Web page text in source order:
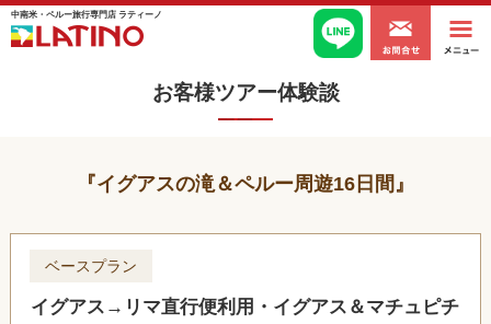
中南米・ペルー旅行専門店 ラティーノ
お客様ツアー体験談
イグアスの滝＆ペルー周遊16日間
ベースプラン
イグアス→リマ直行便利用・イグアス＆マチュピチ